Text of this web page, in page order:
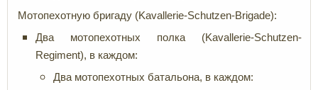
Мотопехотную бригаду (Kavallerie-Schutzen-Brigade):
Два мотопехотных полка (Kavallerie-Schutzen-
Regiment), в каждом:
Два мотопехотных батальона, в каждом: